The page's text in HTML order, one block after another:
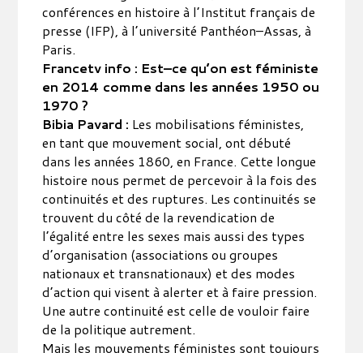
conférences en histoire à l’Institut français de
presse (IFP), à l’université Panthéon–Assas, à
Paris.
Francetv info : Est–ce qu’on est féministe
en 2014 comme dans les années 1950 ou
1970 ?
Bibia Pavard : Les mobilisations féministes,
en tant que mouvement social, ont débuté
dans les années 1860, en France. Cette longue
histoire nous permet de percevoir à la fois des
continuités et des ruptures. Les continuités se
trouvent du côté de la revendication de
l’égalité entre les sexes mais aussi des types
d’organisation (associations ou groupes
nationaux et transnationaux) et des modes
d’action qui visent à alerter et à faire pression.
Une autre continuité est celle de vouloir faire
de la politique autrement.
Mais les mouvements féministes sont toujours